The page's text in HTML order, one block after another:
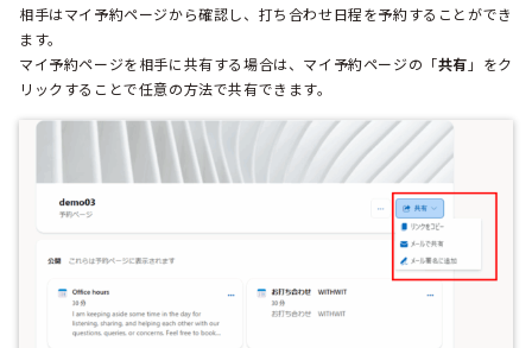
相手はマイ予約ページから確認し、打ち合わせ日程を予約することができ
ます。
マイ予約ページを相手に共有する場合は、マイ予約ページの「共有 」をク
リックすることで任意の方法で共有できます。